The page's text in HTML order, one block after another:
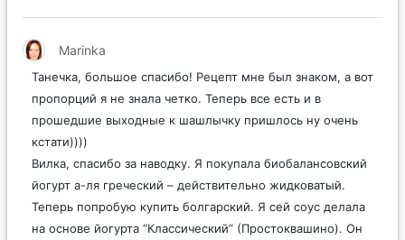
Marinka
Танечка, большое спасибо! Рецепт мне был знаком, а вот
пропорций я не знала четко. Теперь все есть и в
прошедшие выходные к шашлычку пришлось ну очень
кстати))))
Вилка, спасибо за наводку. Я покупала биобалансовский
йогурт а-ля греческий – действительно жидковатый.
Теперь попробую купить болгарский. Я сей соус делала
на основе йогурта “Классический” (Простоквашино). Он